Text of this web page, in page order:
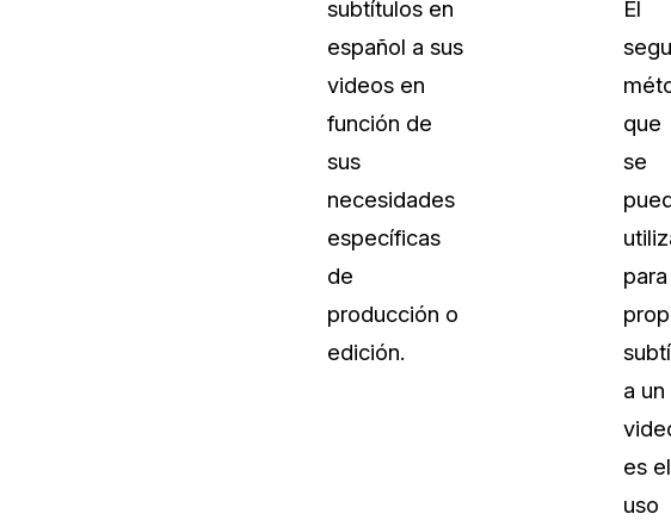
subtítulos en
español a sus
videos en
función de
sus
necesidades
específicas
de
producción o
edición.
El
que
se
para
a un
es el
uso